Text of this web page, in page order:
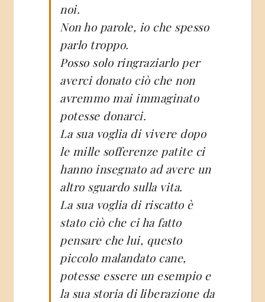
noi.
Non ho parole, io che spesso
parlo troppo.
Posso solo ringraziarlo per
averci donato ciò che non
avremmo mai immaginato
potesse donarci.
La sua voglia di vivere dopo
le mille sofferenze patite ci
hanno insegnato ad avere un
altro sguardo sulla vita.
La sua voglia di riscatto è
stato ciò che ci ha fatto
pensare che lui, questo
piccolo malandato cane,
potesse essere un esempio e
la sua storia di liberazione da